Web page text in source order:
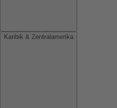
Karibik & Zentralamerika